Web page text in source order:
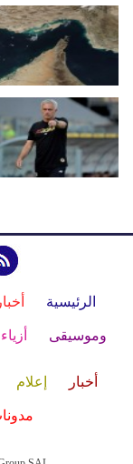
الرئيسية
وموسيقى أزياء
أخبار إعلام